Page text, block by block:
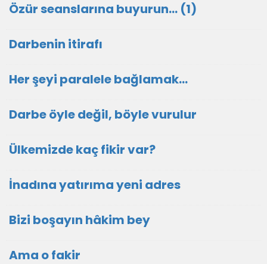
Özür seanslarına buyurun… (1)
Darbenin itirafı
Her şeyi paralele bağlamak…
Darbe öyle değil, böyle vurulur
Ülkemizde kaç fikir var?
İnadına yatırıma yeni adres
Bizi boşayın hâkim bey
Ama o fakir